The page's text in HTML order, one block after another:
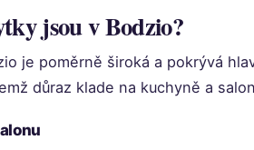
jsou v Bodzio?
je poměrně široká a pokrývá
důraz klade na kuchyně a